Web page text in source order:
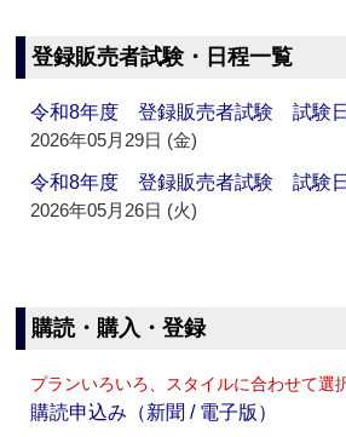
登録販売者試験・日程一覧
令和8年度 登録販売者試験 試験
2026年05月29日 (金)
令和8年度 登録販売者試験 試験
2026年05月26日 (火)
購読・購入・登録
プランいろいろ、スタイルに合わせて選
購読申込み（新聞 / 電子版）